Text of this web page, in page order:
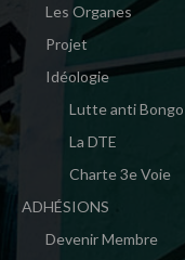
Les Organes
Projet
Idéologie
Lutte anti Bongo
La DTE
Charte 3e Voie
ADHÉSIONS
Devenir Membre